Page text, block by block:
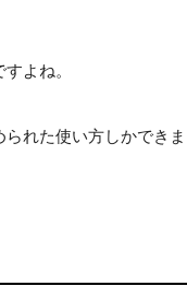
よね。
れた使い方しかできま